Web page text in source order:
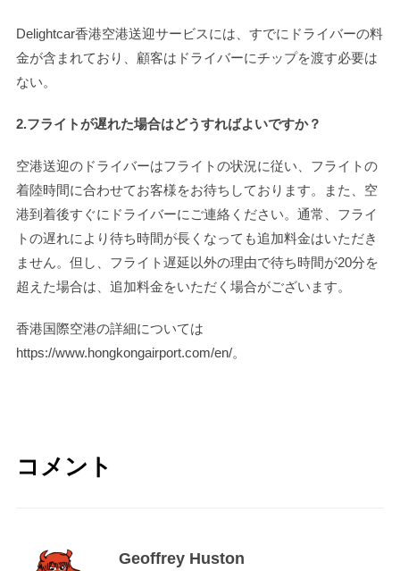
Delightcar香港空港送迎サービスには、すでにドライバーの料
金が含まれており、顧客はドライバーにチップを渡す必要は
ない。
2.フライトが遅れた場合はどうすればよいですか？
空港送迎のドライバーはフライトの状況に従い、フライトの
着陸時間に合わせてお客様をお待ちしております。また、空
港到着後すぐにドライバーにご連絡ください。通常、フライ
トの遅れにより待ち時間が長くなっても追加料金はいただき
ません。但し、フライト遅延以外の理由で待ち時間が20分を
超えた場合は、追加料金をいただく場合がございます。
香港国際空港の詳細については
https://www.hongkongairport.com/en/。
コメント
Geoffrey Huston